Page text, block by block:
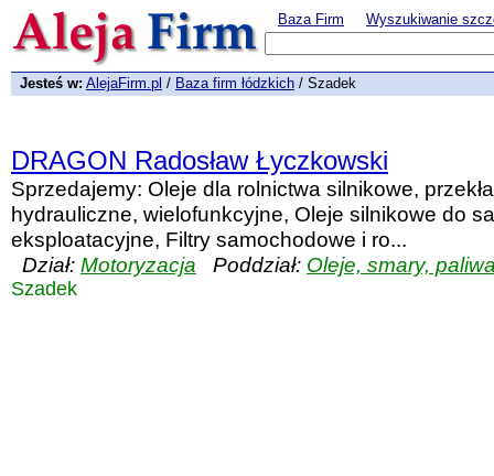
Baza Firm Wyszukiwanie
Jesteś w: AlejaFirm.pl / Baza firm łódzkich / Szadek
DRAGON Radosław Łyczkowski
Sprzedajemy: Oleje dla rolnictwa silnikowe,
hydrauliczne, wielofunkcyjne, Oleje silnikowe do
eksploatacyjne, Filtry samochodowe i ro...
Dział: Motoryzacja Poddział: Oleje, smary,
Szadek